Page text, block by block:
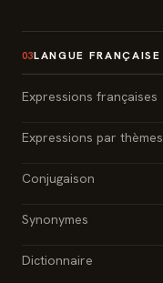
03LANGUE FRANÇAISE
Expressions françaises
Expressions par thèmes
Conjugaison
Synonymes
Dictionnaire